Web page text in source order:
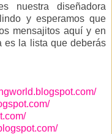
nuestra diseñadora
y esperamos que
mensajitos aquí y en
es la lista que deberás